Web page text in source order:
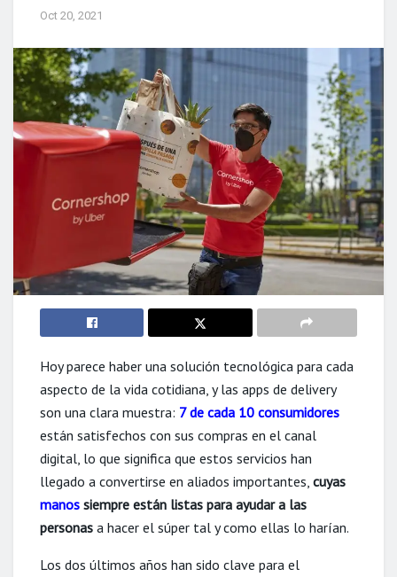
Oct 20, 2021
Hoy parece haber una solución tecnológica para cada
aspecto de la vida cotidiana, y las apps de delivery
son una clara muestra: 7 de cada 10 consumidores
están satisfechos con sus compras en el canal
digital, lo que significa que estos servicios han
llegado a convertirse en aliados importantes, cuyas
manos siempre están listas para ayudar a las
personas a hacer el súper tal y como ellas lo harían.
Los dos últimos años han sido clave para el